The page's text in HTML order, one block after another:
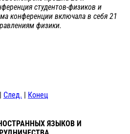
студентов-физиков и
конференции включала в себя 21
физики.
| След. | Конец
ЯЗЫКОВ И